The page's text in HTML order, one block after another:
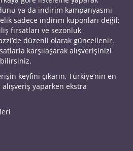
ya da indirim kampanyasını
sadece indirim kuponları değil;
fırsatları ve sezonluk
düzenli olarak güncellenir.
karşılaşarak alışverişinizi
keyfini çıkarın, Türkiye’nin en
yaparken ekstra